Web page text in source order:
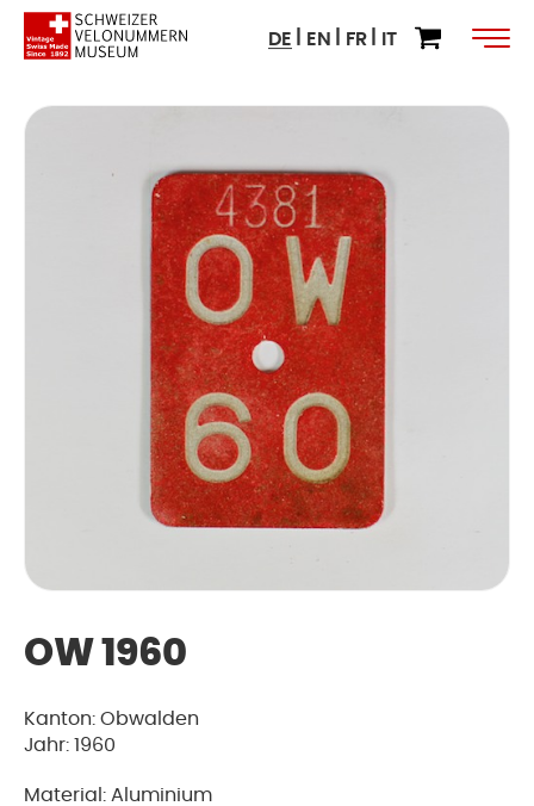
DE EN FR IT
OW 1960
Kanton: Obwalden
Jahr: 1960
Material: Aluminium